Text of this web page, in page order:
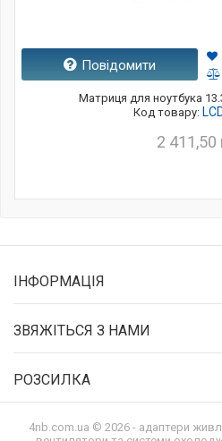
Повідомити
Матриця для ноутбука
Код товару:
2 411,50
ІНФОРМАЦІЯ
ЗВЯЖІТЬСЯ З НАМИ
РОЗСИЛКА
4nb.com.ua © 2026 - адаптери